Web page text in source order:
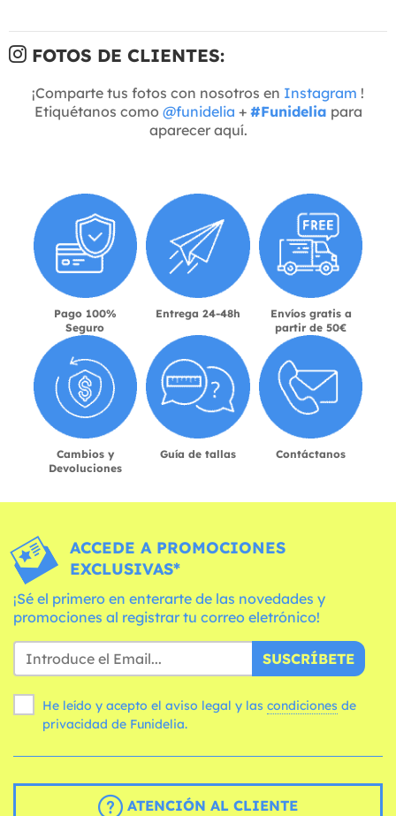
FOTOS DE CLIENTES:
¡Comparte tus fotos con nosotros en Instagram !
Etiquétanos como @funidelia + #Funidelia para
aparecer aquí.
Pago 100%
Seguro
Entrega 24-48h
Envíos gratis a
partir de 50€
Cambios y
Devoluciones
Guía de tallas Contáctanos
ACCEDE A PROMOCIONES
EXCLUSIVAS*
¡Sé el primero en enterarte de las novedades y
promociones al registrar tu correo eletrónico!
SUSCRÍBETE
He leído y acepto el aviso legal y las condiciones
privacidad de Funidelia.
ATENCIÓN AL CLIENTE